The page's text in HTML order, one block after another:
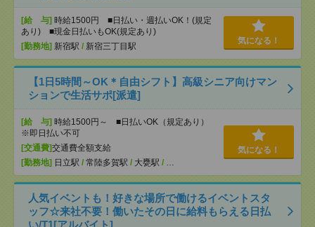
[給 与] 時給1500円 ■日払い・週払いOK！(規定
あり) ■現金日払いもOK(規定あり)
[勤務地] 新宿駅 / 新宿三丁目駅
気になる！
【1日5時間～OK＊自由シフト】高級シニア向けマン
ションで生活サポ[派遣]
[給 与] 時給1500円～ ■日払いOK（規定あり）
※即日払い不可
[交通費]交通費全額支給
[勤務地] 日立駅 / 常陸多賀駅 / 大甕駅 / …
気になる！
人気イベントも！好きな場所で働けるイベントスタ
ッフ☆来社不要！働いたその日に給料もらえる日払
い/T1[アルバイト]